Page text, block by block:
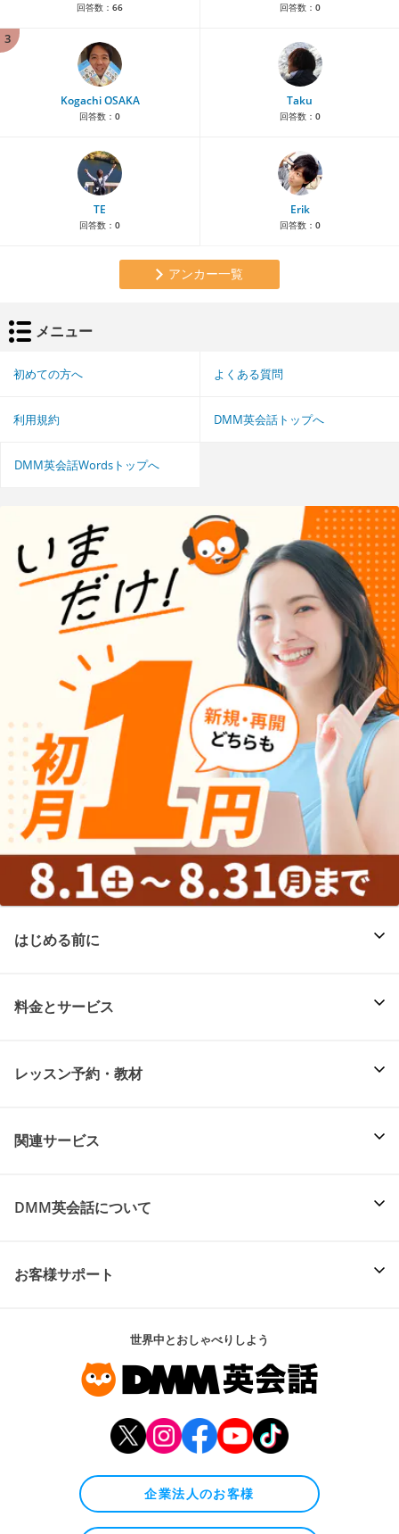
回答数： 66 回答数： 0
3
Kogachi OSAKA
回答数： 0
Taku
回答数： 0
TE
回答数： 0
Erik
回答数： 0
アンカー一覧
メニュー
初めての方へ よくある質問
利用規約 DMM英会話トップへ
DMM英会話Wordsトップへ
はじめる前に
料金とサービス
レッスン予約・教材
関連サービス
DMM英会話について
お客様サポート
世界中とおしゃべりしよう
企業法人のお客様